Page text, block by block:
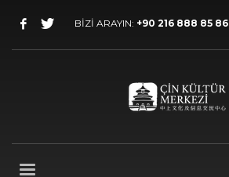
BİZİ ARAYIN: +90 216 888 85 86